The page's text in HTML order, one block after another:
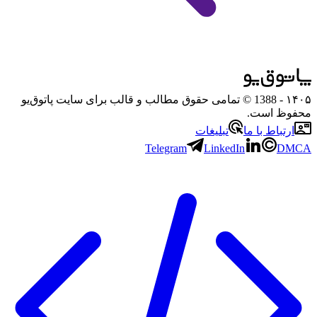
۱۴۰۵
- 1388 © تمامی حقوق مطالب و قالب برای سایت پاتوق‌یو
محفوظ است.
ارتباط با ما
تبلیغات
Telegram
LinkedIn DMCA